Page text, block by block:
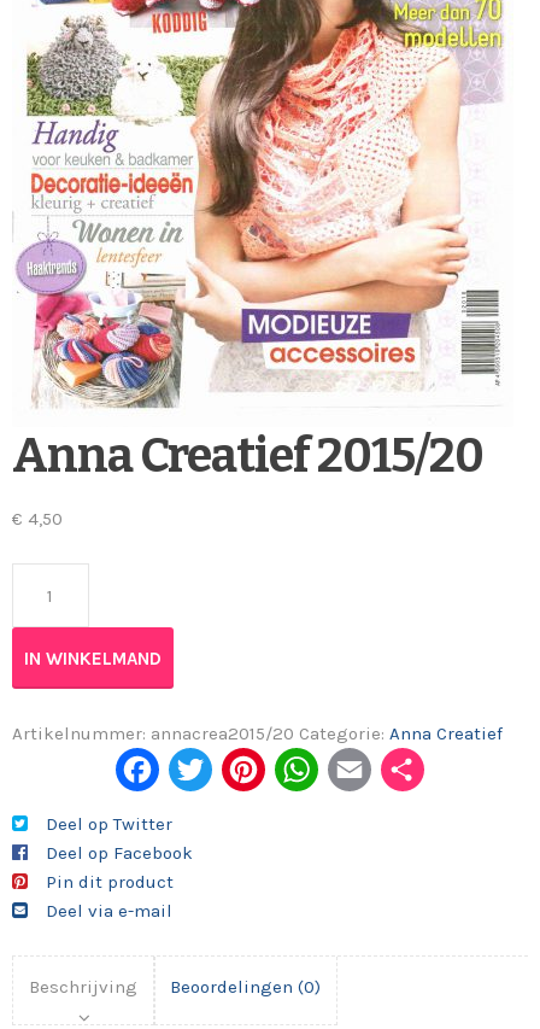
Anna Creatief 2015/20
€ 4,50
IN WINKELMAND
Artikelnummer: annacrea2015/20 Categorie: Anna Creatief
Fac
ok
Twi
Pint
Wh
Em
Deel op Twitter
Deel op Facebook
Pin dit product
Deel via e-mail
Beschrijving Beoordelingen (0)